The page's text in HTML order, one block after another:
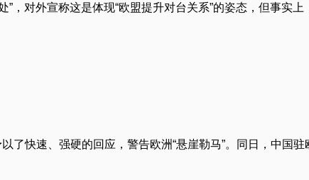
”，对外宣称这是体现“欧盟提升对台关系”的姿态，但事实上
了快速、强硬的回应，警告欧洲“悬崖勒马”。同日，中国